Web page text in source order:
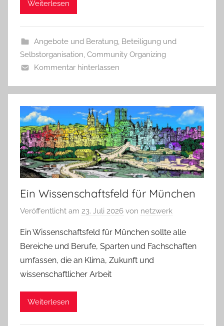
Weiterlesen
Angebote und Beratung Beteiligung und
Selbstorganisation Community Organizing
Kommentar hinterlassen
Ein Wissenschaftsfeld für München
Veröffentlicht am 23. Juli 2026 von netzwerk
Ein Wissenschaftsfeld für München sollte alle
Bereiche und Berufe, Sparten und Fachschaften
umfassen, die an Klima, Zukunft und
wissenschaftlicher Arbeit
Weiterlesen